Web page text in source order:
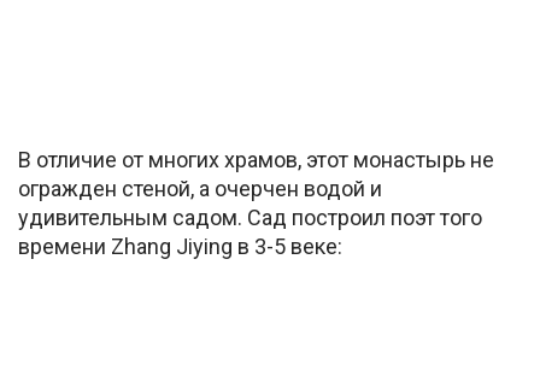
В отличие от многих храмов, этот монастырь не
огражден стеной, а очерчен водой и
удивительным садом. Сад построил поэт того
времени Zhang Jiying в 3-5 веке: